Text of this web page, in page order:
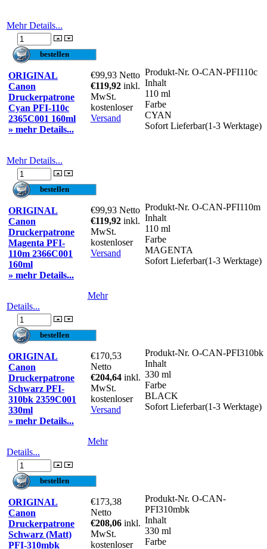
Mehr Details...
ORIGINAL
Canon
Druckerpatrone
Cyan PFI-110c
2365C001 160ml
» mehr Details...
€99,93 Netto
€119,92 inkl.
MwSt.
kostenloser
Versand
Produkt-Nr. O-CAN-PFI110c
Inhalt
110 ml
Farbe
CYAN
Sofort Lieferbar(1-3 Werktage)
Mehr Details...
ORIGINAL
Canon
Druckerpatrone
Magenta PFI-
110m 2366C001
160ml
» mehr Details...
€99,93 Netto
€119,92 inkl.
MwSt.
kostenloser
Versand
Produkt-Nr. O-CAN-PFI110m
Inhalt
110 ml
Farbe
MAGENTA
Sofort Lieferbar(1-3 Werktage)
Mehr
Details...
ORIGINAL
Canon
Druckerpatrone
Schwarz PFI-
310bk 2359C001
330ml
» mehr Details...
€170,53
Netto
€204,64 inkl.
MwSt.
kostenloser
Versand
Produkt-Nr. O-CAN-PFI310bk
Inhalt
330 ml
Farbe
BLACK
Sofort Lieferbar(1-3 Werktage)
Mehr
Details...
ORIGINAL
Canon
Druckerpatrone
Schwarz (Matt)
PFI-310mbk
€173,38
Netto
€208,06 inkl.
MwSt.
kostenloser
Produkt-Nr. O-CAN-
PFI310mbk
Inhalt
330 ml
Farbe